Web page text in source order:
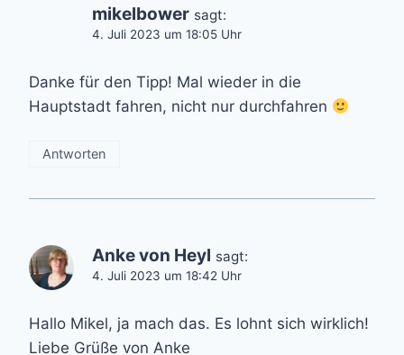
mikelbower sagt:
4. Juli 2023 um 18:05 Uhr
Danke für den Tipp! Mal wieder in die
Hauptstadt fahren, nicht nur durchfahren
Antworten
Anke von Heyl sagt:
4. Juli 2023 um 18:42 Uhr
Hallo Mikel, ja mach das. Es lohnt sich wirklich!
Liebe Grüße von Anke